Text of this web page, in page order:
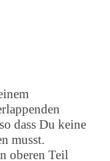
dass Du keine
musst.
oberen Teil